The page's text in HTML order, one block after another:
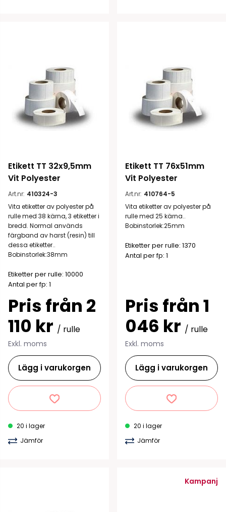
Etikett TT 32x9,5mm
Vit Polyester
Art.nr: 410324-3
Vita etiketter av polyester på
rulle med 38 kärna, 3 etiketter i
bredd. Normal används
färgband av harst (resin) till
dessa etiketter..
Bobinstorlek:38mm
Etiketter per rulle: 10000
Antal per fp: 1
Pris från 2
110 kr / rulle
Exkl. moms
Lägg i varukorgen
20 i lager
Jämför
Etikett TT 76x51mm
Vit Polyester
Art.nr: 410764-5
Vita etiketter av polyester på
rulle med 25 kärna..
Bobinstorlek:25mm
Etiketter per rulle: 1370
Antal per fp: 1
Pris från 1
046 kr / rulle
Exkl. moms
Lägg i varukorgen
20 i lager
Jämför
Kampanj